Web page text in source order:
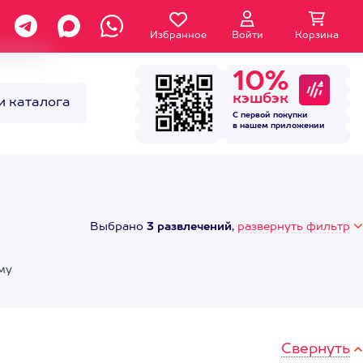
Избранное Войти Корзина
каталога
10%
кэшбэк
С первой покупки
в нашем приложении
Выбрано 3 развлечений, развернуть фильтр
Свернуть